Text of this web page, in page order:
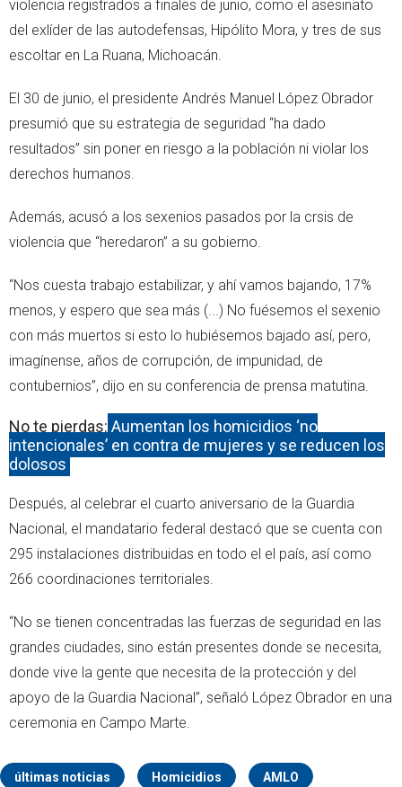
violencia registrados a finales de junio, como el asesinato
del exlíder de las autodefensas, Hipólito Mora, y tres de sus
escoltar en La Ruana, Michoacán.
El 30 de junio, el presidente Andrés Manuel López Obrador
presumió que su estrategia de seguridad “ha dado
resultados” sin poner en riesgo a la población ni violar los
derechos humanos.
Además, acusó a los sexenios pasados por la crsis de
violencia que “heredaron” a su gobierno.
“Nos cuesta trabajo estabilizar, y ahí vamos bajando, 17%
menos, y espero que sea más (...) No fuésemos el sexenio
con más muertos si esto lo hubiésemos bajado así, pero,
imagínense, años de corrupción, de impunidad, de
contubernios”, dijo en su conferencia de prensa matutina.
No te pierdas: Aumentan los homicidios ‘no
intencionales’ en contra de mujeres y se reducen los
dolosos
Después, al celebrar el cuarto aniversario de la Guardia
Nacional, el mandatario federal destacó que se cuenta con
295 instalaciones distribuidas en todo el el país, así como
266 coordinaciones territoriales.
“No se tienen concentradas las fuerzas de seguridad en las
grandes ciudades, sino están presentes donde se necesita,
donde vive la gente que necesita de la protección y del
apoyo de la Guardia Nacional”, señaló López Obrador en una
ceremonia en Campo Marte.
últimas noticias Homicidios AMLO